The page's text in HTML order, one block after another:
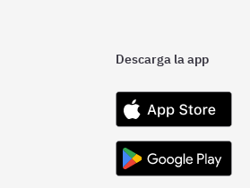
Descarga la app